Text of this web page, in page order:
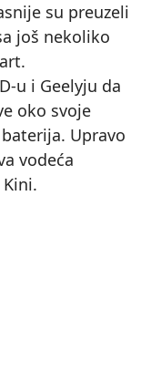
su preuzeli
još nekoliko
u i Geelyju da
oko svoje
Upravo
vodeća